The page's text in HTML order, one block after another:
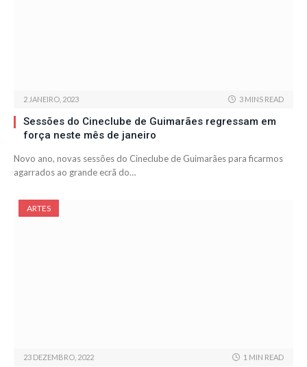
2 JANEIRO, 2023 3 MINS READ
Sessões do Cineclube de Guimarães regressam em
força neste mês de janeiro
Novo ano, novas sessões do Cineclube de Guimarães para ficarmos
agarrados ao grande ecrã do…
ARTES
23 DEZEMBRO, 2022 1 MIN READ